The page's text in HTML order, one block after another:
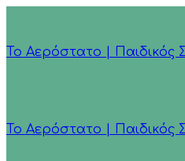
Το Αερόστατο | Παιδικός
Το Αερόστατο | Παιδικός